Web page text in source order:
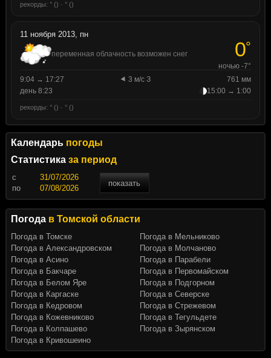
рекорды: ° () · ° ()
11 ноября 2013, пн
переменная облачность возможен снег 0°
ночью -7°
9:04 → 17:27
3 м/с З
761 мм
день 8:23
15:00 → 1:00
рекорды: ° () · ° ()
Календарь погоды
Статистика за период
c
показать
по
Погода в Томской области
Погода в Томске
Погода в Александровском
Погода в Асино
Погода в Бакчаре
Погода в Белом Яре
Погода в Каргаске
Погода в Кедровом
Погода в Кожевниково
Погода в Колпашево
Погода в Кривошеино
Погода в Мельниково
Погода в Молчаново
Погода в Парабели
Погода в Первомайском
Погода в Подгорном
Погода в Северске
Погода в Стрежевом
Погода в Тегульдете
Погода в Зырянском